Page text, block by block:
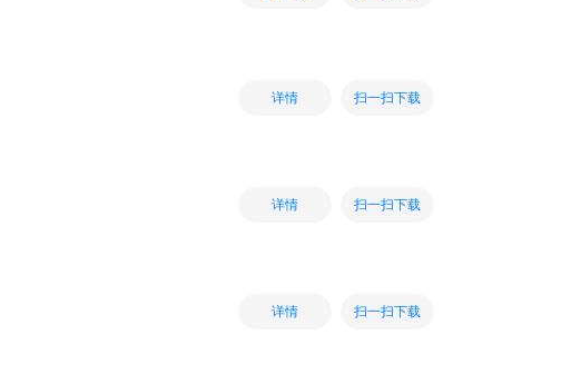
详情 扫一扫下载
详情 扫一扫下载
详情 扫一扫下载